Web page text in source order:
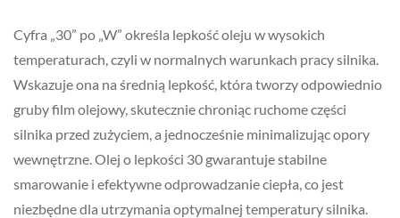
Cyfra „30” po „W” określa lepkość oleju w wysokich
temperaturach, czyli w normalnych warunkach pracy silnika.
Wskazuje ona na średnią lepkość, która tworzy odpowiednio
gruby film olejowy, skutecznie chroniąc ruchome części
silnika przed zużyciem, a jednocześnie minimalizując opory
wewnętrzne. Olej o lepkości 30 gwarantuje stabilne
smarowanie i efektywne odprowadzanie ciepła, co jest
niezbędne dla utrzymania optymalnej temperatury silnika.